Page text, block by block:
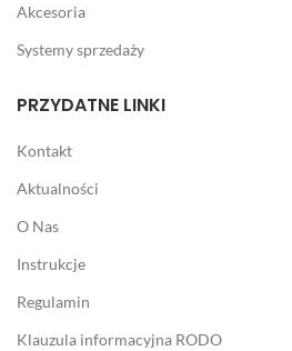
Akcesoria
Systemy sprzedaży
PRZYDATNE LINKI
Kontakt
Aktualności
O Nas
Instrukcje
Regulamin
Klauzula informacyjna RODO